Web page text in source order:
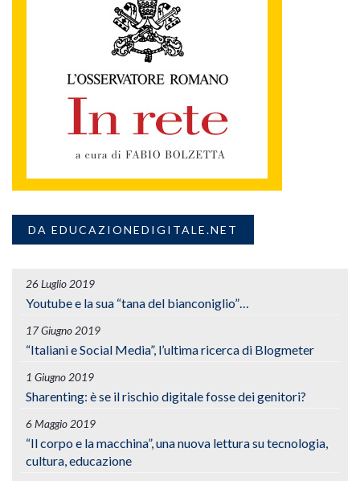
DA EDUCAZIONEDIGITALE.NET
26 Luglio 2019
Youtube e la sua “tana del bianconiglio”…
17 Giugno 2019
“Italiani e Social Media”, l’ultima ricerca di Blogmeter
1 Giugno 2019
Sharenting: è se il rischio digitale fosse dei genitori?
6 Maggio 2019
“Il corpo e la macchina”, una nuova lettura su tecnologia,
cultura, educazione